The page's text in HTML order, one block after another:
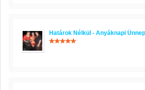
Határok Nélkül - Anyáknapi